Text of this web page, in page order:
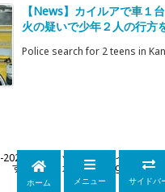
【News】カイルアで車
火の疑いで少年２人の行方
Police search for 2 teens in
-2026 KZOOハワイ｜ハワイ州公認
するWEBマガジンAll Rights
ホーム メニュー サイドバ